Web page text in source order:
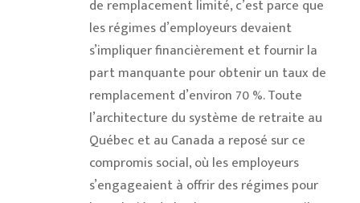
de remplacement limité, c’est parce que
les régimes d’employeurs devaient
s’impliquer financièrement et fournir la
part manquante pour obtenir un taux de
remplacement d’environ 70 %. Toute
l’architecture du système de retraite au
Québec et au Canada a reposé sur ce
compromis social, où les employeurs
s’engageaient à offrir des régimes pour